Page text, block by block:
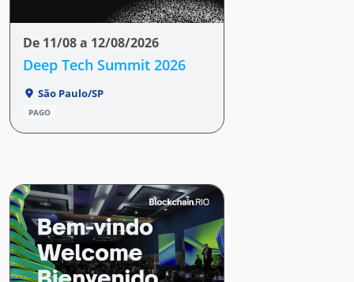
De 11/08 a 12/08/2026
Deep Tech Summit 2026
São Paulo/SP
PAGO